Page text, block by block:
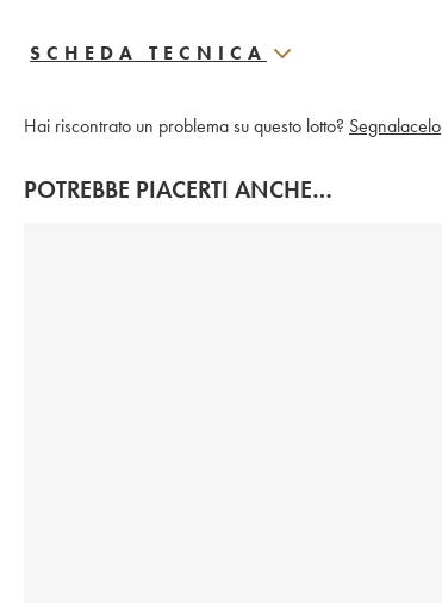
SCHEDA TECNICA
Hai riscontrato un problema su questo lotto? Segnalacelo
POTREBBE PIACERTI ANCHE…